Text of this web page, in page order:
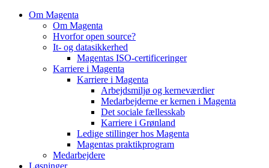
Om Magenta
Om Magenta
Hvorfor open source?
It- og datasikkerhed
Magentas ISO-certificeringer
Karriere i Magenta
Karriere i Magenta
Arbejdsmiljø og kerneværdier
Medarbejderne er kernen i Magenta
Det sociale fællesskab
Karriere i Grønland
Ledige stillinger hos Magenta​
Magentas praktikprogram
Medarbejdere
Løsninger